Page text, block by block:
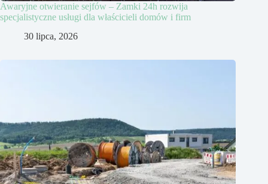
Awaryjne otwieranie sejfów – Zamki 24h rozwija
specjalistyczne usługi dla właścicieli domów i firm
30 lipca, 2026